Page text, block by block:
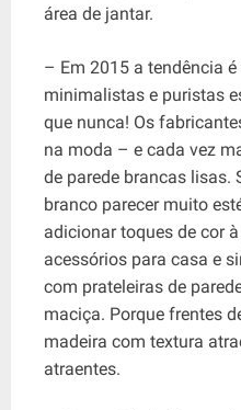
área de jantar.
– Em 2015 a tendência
minimalistas e puristas
que nunca! Os
na moda – e cada vez
de parede brancas lisas.
branco parecer muito
adicionar toques de cor
acessórios para casa e
com prateleiras de
maciça. Porque frentes
madeira com textura
atraentes.